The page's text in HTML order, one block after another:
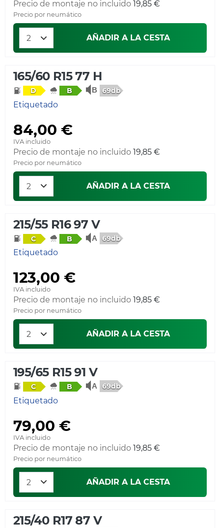
Precio de montaje no incluido 19,85 €
Precio por neumático
AÑADIR A LA CESTA
165/60 R15 77 H
D B 69db
Etiquetado
84,00 €
IVA incluido
Precio de montaje no incluido 19,85 €
Precio por neumático
AÑADIR A LA CESTA
215/55 R16 97 V
C B 69db
Etiquetado
123,00 €
IVA incluido
Precio de montaje no incluido 19,85 €
Precio por neumático
AÑADIR A LA CESTA
195/65 R15 91 V
C B 69db
Etiquetado
79,00 €
IVA incluido
Precio de montaje no incluido 19,85 €
Precio por neumático
AÑADIR A LA CESTA
215/40 R17 87 V